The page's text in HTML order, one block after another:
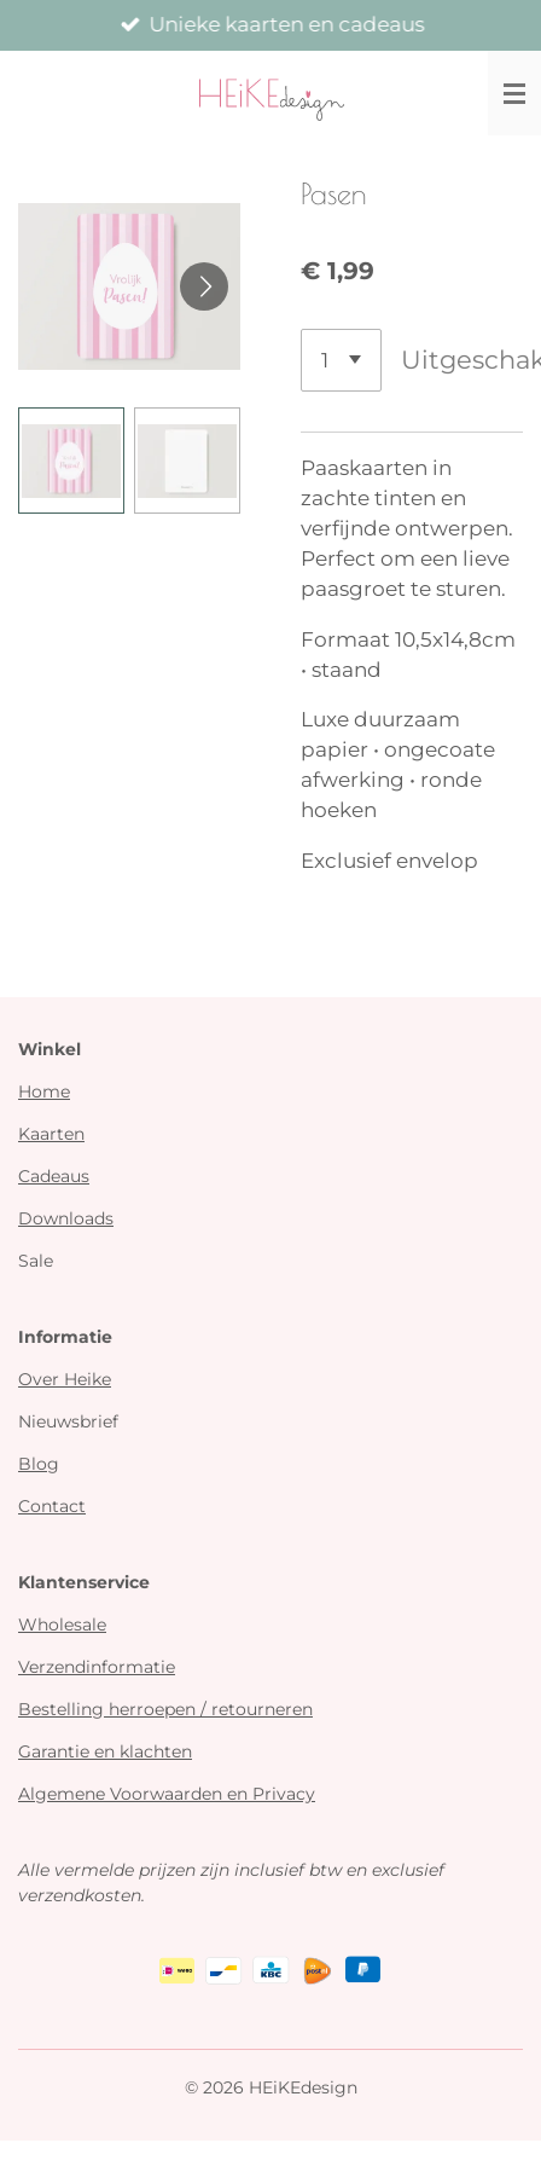
direct
Unieke kaarten en cadeaus
Pasen
€ 1,99
Paaskaarten in
zachte tinten en
verfijnde ontwerpen.
Perfect om een lieve
paasgroet te sturen.
Formaat 10,5x14,8cm
• staand
Luxe duurzaam
papier • ongecoate
afwerking • ronde
hoeken
Exclusief envelop
Winkel
Home
Kaarten
Cadeaus
Downloads
Sale
Informatie
Over Heike
Nieuwsbrief
Blog
Contact
Klantenservice
Wholesale
Verzendinformatie
Bestelling herroepen / retourneren
Garantie en klachten
Algemene Voorwaarden en Privacy
Alle vermelde prijzen zijn inclusief btw en exclusief
verzendkosten.
© 2026 HEiKEdesign